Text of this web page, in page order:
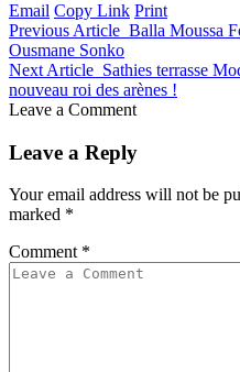
Email Copy Link Print
Previous Article Balla Moussa
Ousmane Sonko
Next Article Sathies terrasse
nouveau roi des arènes !
Leave a Comment
Leave a Reply
Your email address will not be
marked *
Comment *